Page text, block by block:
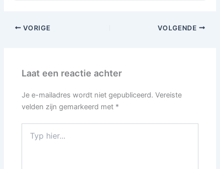
VORIGE VOLGENDE
Laat een reactie achter
Je e-mailadres wordt niet gepubliceerd. Vereiste
velden zijn gemarkeerd met *
hier...